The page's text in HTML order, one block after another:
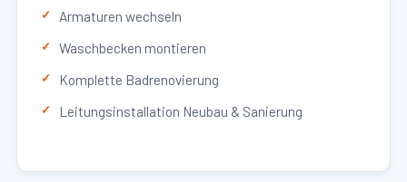
Armaturen wechseln
Waschbecken montieren
Komplette Badrenovierung
Leitungsinstallation Neubau & Sanierung